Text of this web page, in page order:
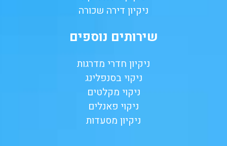
ניקיון דירה שכורה
שירותים נוספים
ניקיון חדרי מדרגות
ניקוי בסנפלינג
ניקוי מקלטים
ניקוי פאנלים
ניקיון מסעדות